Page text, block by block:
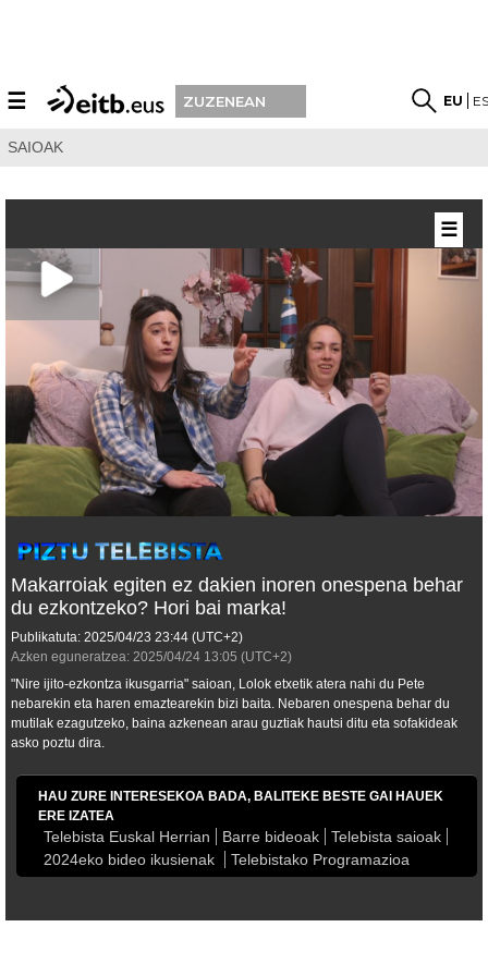
☰ ZUZENEAN EU
SAIOAK
Makarroiak egiten ez dakien inoren onespena behar
du ezkontzeko? Hori bai marka!
Publikatuta: 2025/04/23 23:44 (UTC+2)
Azken eguneratzea: 2025/04/24 13:05 (UTC+2)
"Nire ijito-ezkontza ikusgarria" saioan, Lolok etxetik atera nahi du Pete
nebarekin eta haren emaztearekin bizi baita. Nebaren onespena behar du
mutilak ezagutzeko, baina azkenean arau guztiak hautsi ditu eta sofakideak
asko poztu dira.
HAU ZURE INTERESEKOA BADA, BALITEKE BESTE GAI HAUEK
ERE IZATEA
Telebista Euskal Herrian Barre bideoak
Telebista saioak
2024eko bideo ikusienak
Telebistako Programazioa
☰